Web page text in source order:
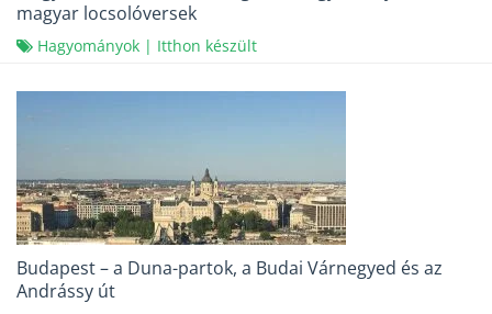
magyar locsolóversek
Hagyományok | Itthon készült
Budapest – a Duna-partok, a Budai Várnegyed és az
Andrássy út